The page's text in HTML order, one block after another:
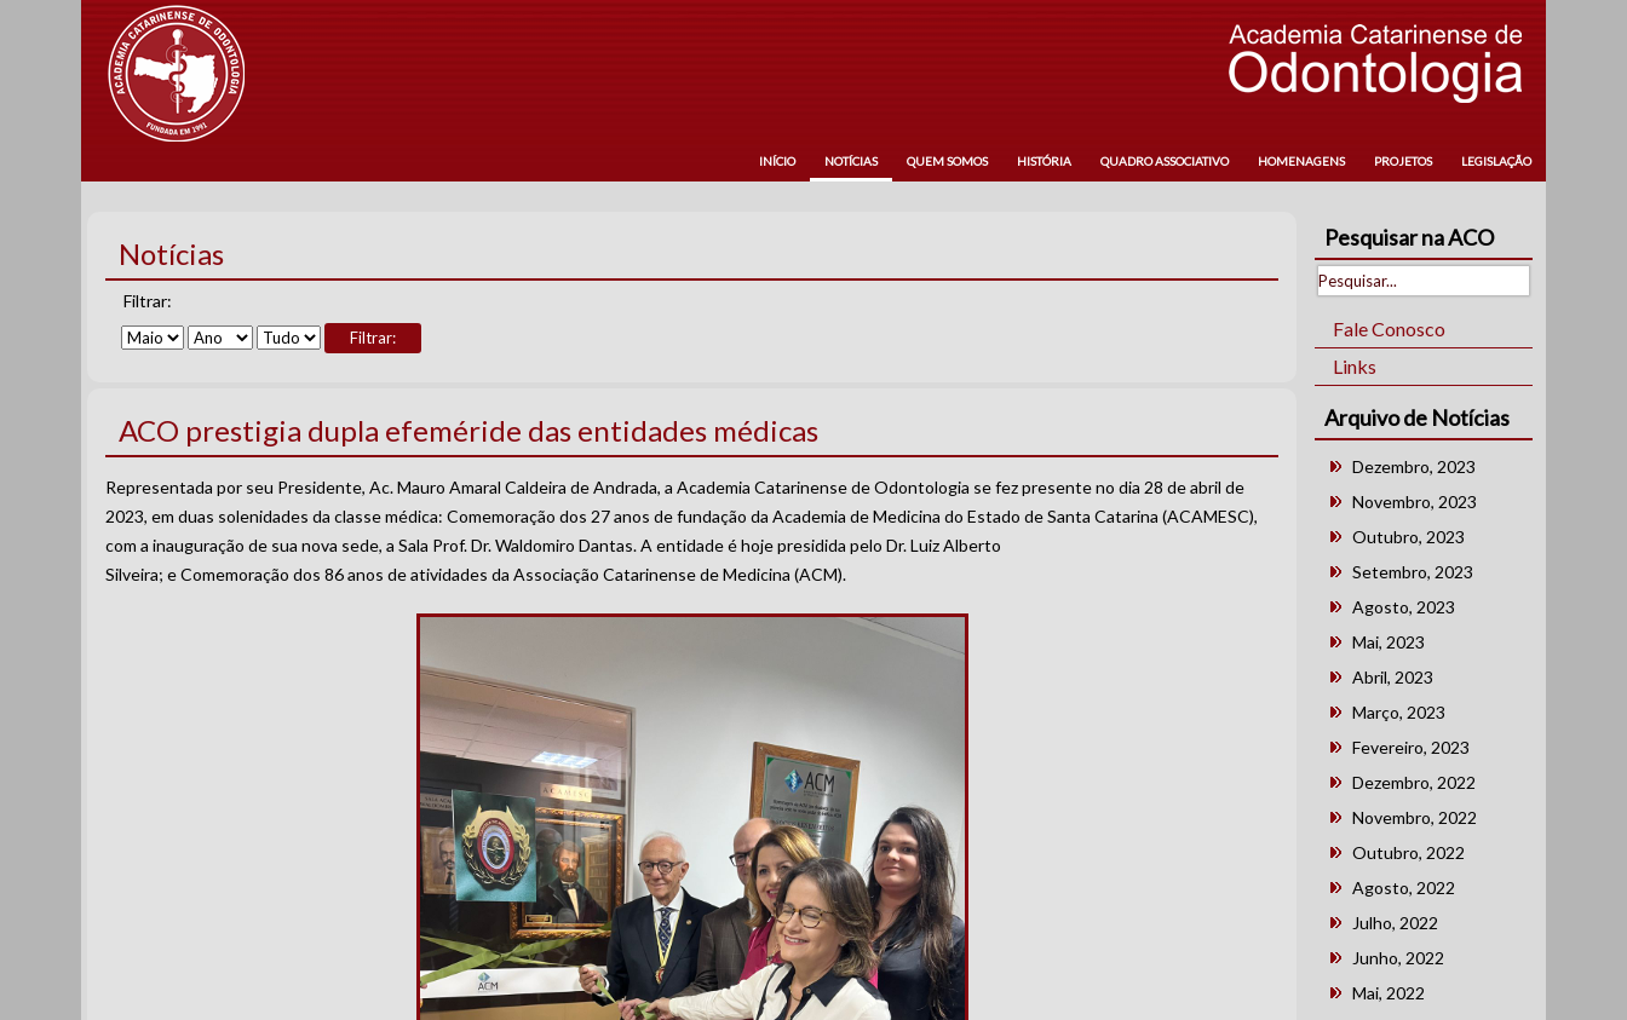
INÍCIO NOTÍCIAS QUEM SOMOS HISTÓRIA QUADRO ASSOCIATIVO HOMENAGENS PROJETOS LEGISLAÇÃO
Notícias
Filtrar:
Filtrar:
ACO prestigia dupla efeméride das entidades médicas
Representada por seu Presidente, Ac. Mauro Amaral Caldeira de Andrada, a Academia Catarinense de Odontologia se fez presente no dia 28 de abril de
2023, em duas solenidades da classe médica: Comemoração dos 27 anos de fundação da Academia de Medicina do Estado de Santa Catarina (ACAMESC),
com a inauguração de sua nova sede, a Sala Prof. Dr. Waldomiro Dantas. A entidade é hoje presidida pelo Dr. Luiz Alberto
Silveira; e Comemoração dos 86 anos de atividades da Associação Catarinense de Medicina (ACM).
Pesquisar na ACO
Fale Conosco
Links
Arquivo de Notícias
Dezembro, 2023
Novembro, 2023
Outubro, 2023
Setembro, 2023
Agosto, 2023
Mai, 2023
Abril, 2023
Março, 2023
Fevereiro, 2023
Dezembro, 2022
Novembro, 2022
Outubro, 2022
Agosto, 2022
Julho, 2022
Junho, 2022
Mai, 2022